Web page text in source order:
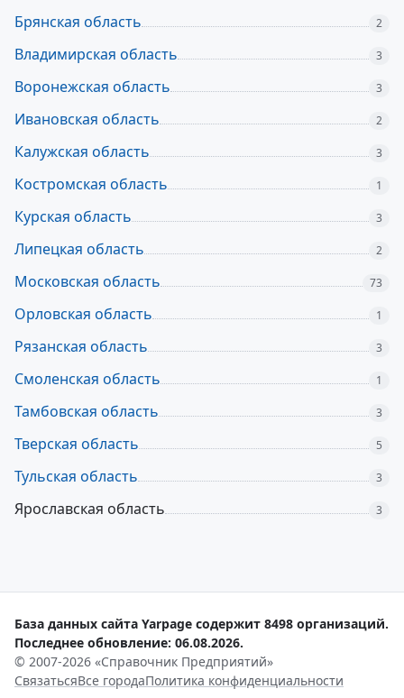
Брянская область 2
Владимирская область 3
Воронежская область 3
Ивановская область 2
Калужская область 3
Костромская область 1
Курская область 3
Липецкая область 2
Московская область 73
Орловская область 1
Рязанская область 3
Смоленская область 1
Тамбовская область 3
Тверская область 5
Тульская область 3
Ярославская область 3
База данных сайта Yarpage содержит 8498 организаций.
Последнее обновление: 06.08.2026.
© 2007-2026 «Справочник Предприятий»
СвязатьсяВсе городаПолитика конфиденциальности